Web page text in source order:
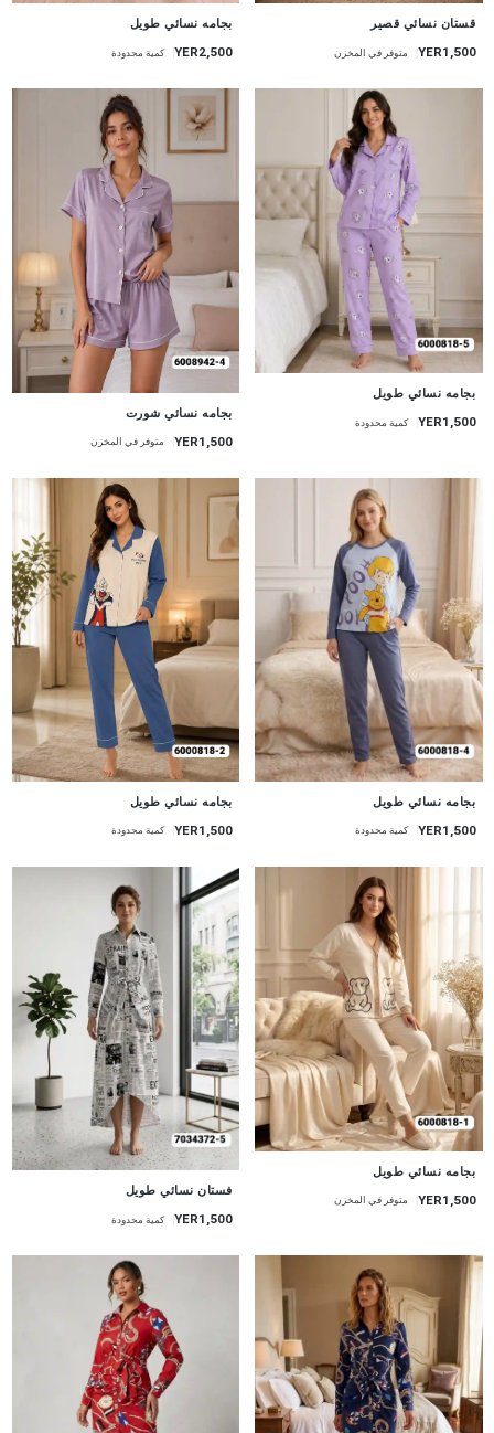
قستان نسائي قصير
YER1,500 متوفر في المخزن
جديد
بجامه نسائي طويل
YER2,500 كمية محدودة
جديد
بجامه نسائي طويل
YER1,500 كمية محدودة
بجامه نسائي شورت
YER1,500 متوفر في المخزن
بجامه نسائي طويل
YER1,500 كمية محدودة
بجامه نسائي طويل
YER1,500 كمية محدودة
بجامه نسائي طويل
YER1,500 متوفر في المخزن
جديد
فستان نسائي طويل
YER1,500 كمية محدودة